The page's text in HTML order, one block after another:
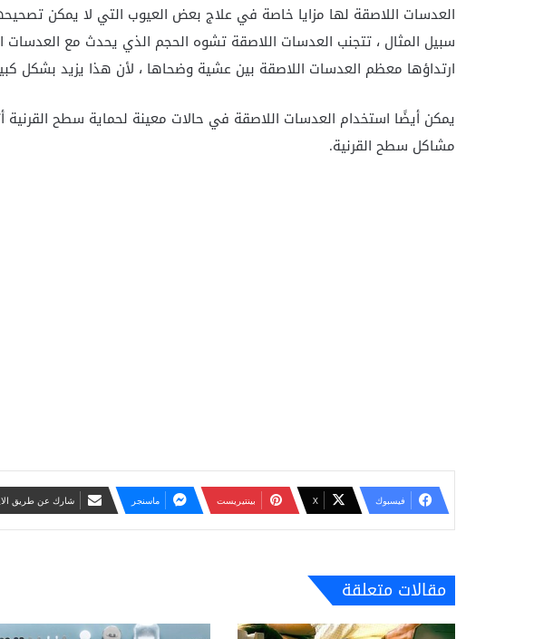
العدسات اللاصقة لها مزايا خاصة في علاج بعض العيوب التي لا يمكن
سبيل المثال ، تتجنب العدسات اللاصقة تشوه الحجم الذي يحدث مع العدسات
ارتداؤها معظم العدسات اللاصقة بين عشية وضحاها ، لأن هذا يزيد بشكل
يمكن أيضًا استخدام العدسات اللاصقة في حالات معينة لحماية سطح القرنية
مشاكل سطح القرنية.
فيسبوك ‫X بينتيريست ماسنجر شارك عن طريق
مقالات متعلقة